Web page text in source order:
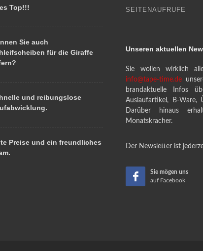
Top!!!
Sie auch
für die Giraffe
und reibungslose
Preise und ein freundliches
SEITENAUFRUFE
Unseren aktuellen
Sie wollen wirklich
info@tape-time.de
brandaktuelle Infos
Auslaufartikel, B-Ware,
Darüber hinaus
Monatskracher.
Der Newsletter ist
Sie mögen uns
auf Facebook